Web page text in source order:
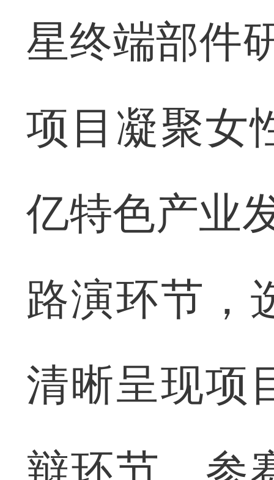
星终端部件
项目凝聚女
亿特色产业
路演环节，
清晰呈现项